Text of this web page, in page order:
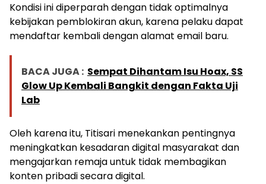
Kondisi ini diperparah dengan tidak optimalnya
kebijakan pemblokiran akun, karena pelaku dapat
mendaftar kembali dengan alamat email baru.
BACA JUGA : Sempat Dihantam Isu Hoax, SS
Glow Up Kembali Bangkit dengan Fakta Uji
Lab
Oleh karena itu, Titisari menekankan pentingnya
meningkatkan kesadaran digital masyarakat dan
mengajarkan remaja untuk tidak membagikan
konten pribadi secara digital.